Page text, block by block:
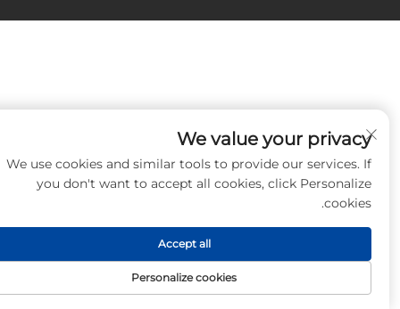
We value your privacy
We use cookies and similar tools to provide our services. If
you don't want to accept all cookies, click Personalize
cookies.
Personalize cookies
Accept all